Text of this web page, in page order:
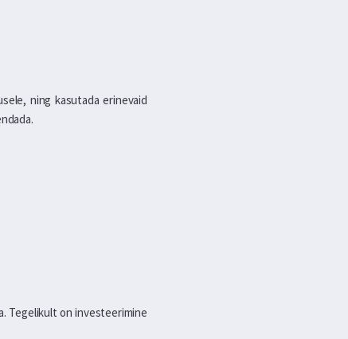
ning kasutada erinevaid
Tegelikult on investeerimine